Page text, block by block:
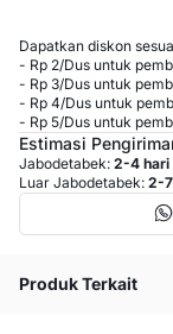
Dapatkan diskon
- Rp 2/Dus untuk
- Rp 3/Dus untuk
- Rp 4/Dus untuk
- Rp 5/Dus untuk
Estimasi
Jabodetabek: 2-4 hari
Luar Jabodetabek: 2-
Produk Terkait